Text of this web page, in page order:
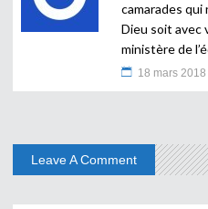
camarades qui
Dieu soit avec
ministère de
18 mars 2018
Leave A Comment